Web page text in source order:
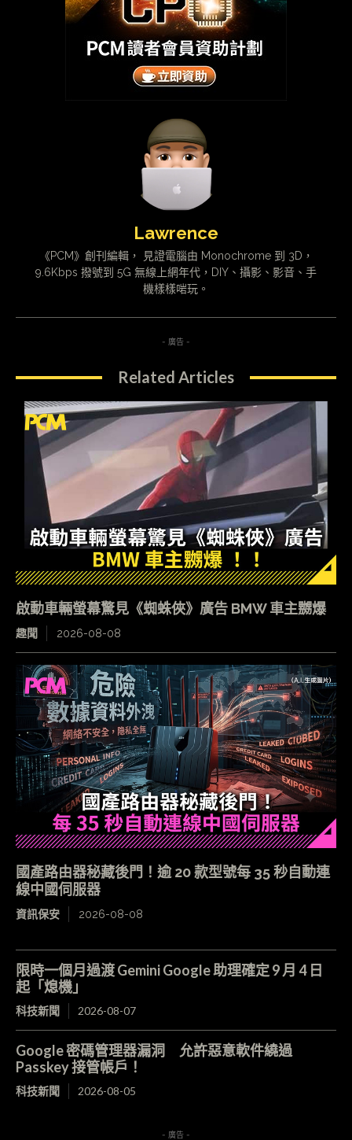
Lawrence
《PCM》創刊編輯， 見證電腦由 Monochrome 到 3D，
9.6Kbps 撥號到 5G 無線上網年代，DIY、攝影、影音、手
機樣樣啱玩。
- 廣告 -
Related Articles
啟動車輛螢幕驚見《蜘蛛俠》廣告 BMW 車主嬲爆
趣聞 2026-08-08
國產路由器秘藏後門！逾 20 款型號每 35 秒自動連
線中國伺服器
資訊保安 2026-08-08
限時一個月過渡 Gemini Google 助理確定 9 月 4 日
起「熄機」
科技新聞 2026-08-07
Google 密碼管理器漏洞 允許惡意軟件繞過
Passkey 接管帳戶！
科技新聞 2026-08-05
- 廣告 -